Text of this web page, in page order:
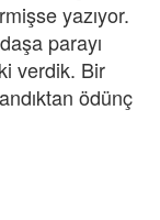
yazıyor.
parayı
verdik. Bir
ödünç